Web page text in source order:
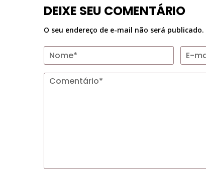
DEIXE SEU COMENTÁRIO
O seu endereço de e-mail não será publicado.